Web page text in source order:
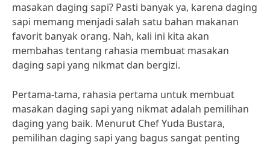
masakan daging sapi? Pasti banyak ya, karena daging
sapi memang menjadi salah satu bahan makanan
favorit banyak orang. Nah, kali ini kita akan
membahas tentang rahasia membuat masakan
daging sapi yang nikmat dan bergizi.
Pertama-tama, rahasia pertama untuk membuat
masakan daging sapi yang nikmat adalah pemilihan
daging yang baik. Menurut Chef Yuda Bustara,
pemilihan daging sapi yang bagus sangat penting